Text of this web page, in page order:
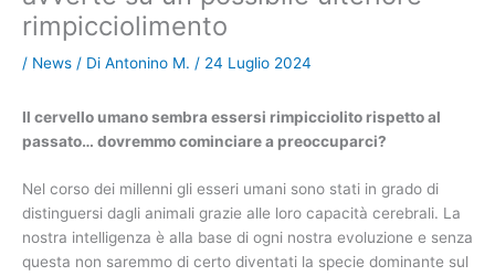
rimpicciolimento
/ News / Di Antonino M. / 24 Luglio 2024
Il cervello umano sembra essersi rimpicciolito rispetto al
passato… dovremmo cominciare a preoccuparci?
Nel corso dei millenni gli esseri umani sono stati in grado di
distinguersi dagli animali grazie alle loro capacità cerebrali. La
nostra intelligenza è alla base di ogni nostra evoluzione e senza
questa non saremmo di certo diventati la specie dominante sul